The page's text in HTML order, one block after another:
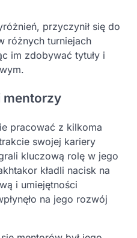
przyczynił się do
różnych turniejach
im zdobywać tytuły i
mentorzy
pracować z kilkoma
swojej kariery
kluczową rolę w jego
kładli nacisk na
i umiejętności
na jego rozwój